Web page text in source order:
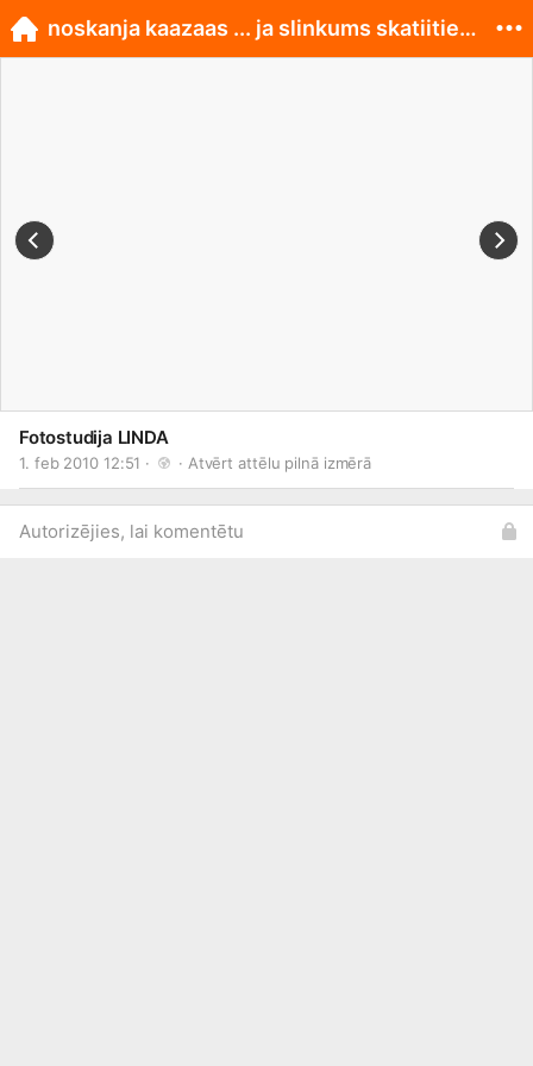
Fotostudija LINDA
1. feb 2010 12:51 · · Atvērt attēlu pilnā izmērā
Autorizējies, lai komentētu
noskanja kaazaas ... ja slinkums skatiities maajas